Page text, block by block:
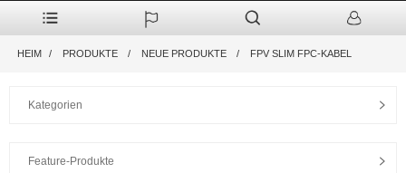
HEIM PRODUKTE NEUE PRODUKTE FPV SLIM FPC-KABEL
Kategorien
Feature-Produkte